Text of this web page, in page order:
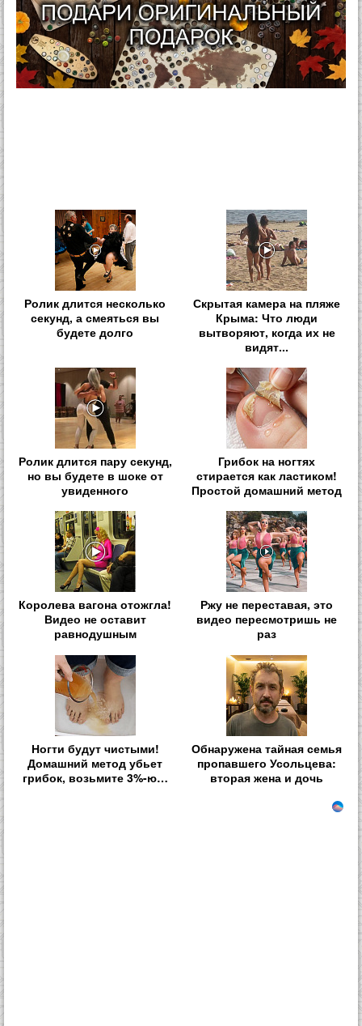
Ролик длится несколько
секунд, а смеяться вы
будете долго
Скрытая камера на пляже
Крыма: Что люди
вытворяют, когда их не
видят...
Ролик длится пару секунд,
но вы будете в шоке от
увиденного
Грибок на ногтях
стирается как ластиком!
Простой домашний метод
Королева вагона отожгла!
Видео не оставит
равнодушным
Ржу не переставая, это
видео пересмотришь не
раз
Ногти будут чистыми!
Домашний метод убьет
грибок, возьмите 3%-ю…
Обнаружена тайная семья
пропавшего Усольцева:
вторая жена и дочь